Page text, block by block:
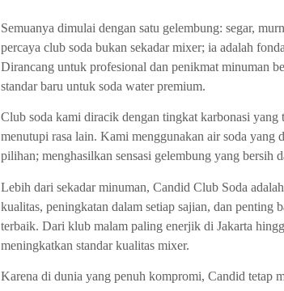
Semuanya dimulai dengan satu gelembung: segar,
percaya club soda bukan sekadar mixer; ia adalah
Dirancang untuk profesional dan penikmat minuman
standar baru untuk soda water premium.
Club soda kami diracik dengan tingkat karbonasi yang
menutupi rasa lain. Kami menggunakan air soda yang
pilihan; menghasilkan sensasi gelembung yang bersih
Lebih dari sekadar minuman, Candid Club Soda
kualitas, peningkatan dalam setiap sajian, dan penting
terbaik. Dari klub malam paling enerjik di Jakarta
meningkatkan standar kualitas mixer.
Karena di dunia yang penuh kompromi, Candid tetap